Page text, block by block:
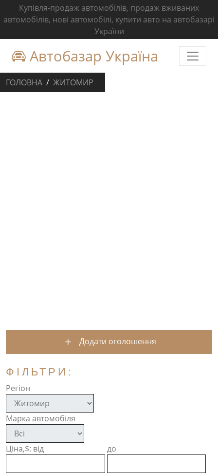
Купівля-продаж автомобілів, продаж вживаних
автомобілів, нові автомобілі, купити авто на автобазарі
України
Автобазар Україна
ГОЛОВНА ЖИТОМИР
Додати оголошення
ФІЛЬТРИ:
Регіон
Марка автомобіля
Ціна,$: від до